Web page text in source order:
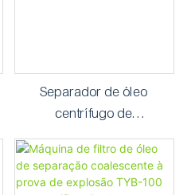
Separador de óleo
centrífugo de
autodescarga automática
PLC com design de
estrutura